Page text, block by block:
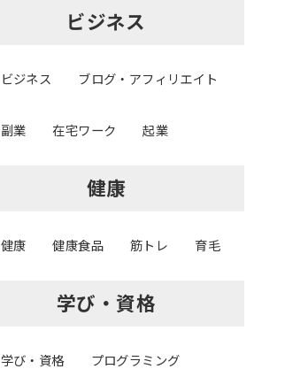
ビジネス
ビジネス ブログ・アフィリエイト
副業 在宅ワーク 起業
健康
健康 健康食品 筋トレ 育毛
学び・資格
学び・資格 プログラミング